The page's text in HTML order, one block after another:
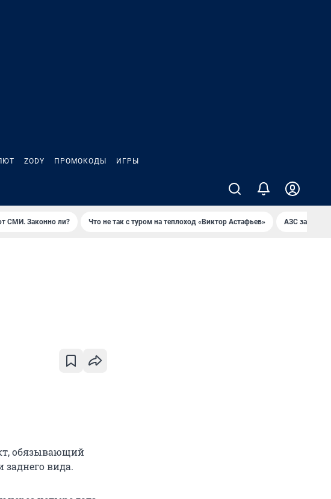
ZODY ПРОМОКОДЫ ИГРЫ
СМИ. Законно ли? Что не так с туром на теплоход «Виктор Астафьев» AЗС
обязывающий
заднего вида.